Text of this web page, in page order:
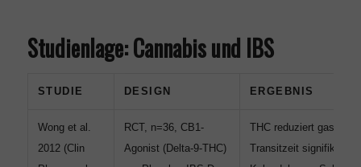
Studienlage: Cannabis und IBS
STUDIE DESIGN ERGEBNIS
Wong et al.
2012 (Clin
RCT, n=36, CB1-
Agonist (Delta-9-THC)
THC reduziert
Transitzeit signifikant;